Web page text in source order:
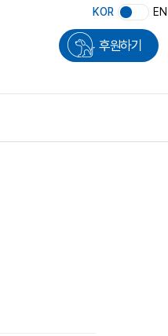
KOR EN
후원하기